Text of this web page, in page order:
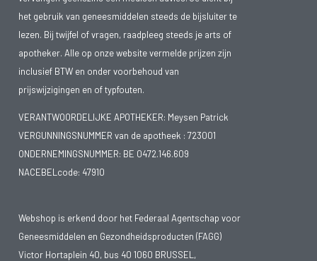
het gebruik van geneesmiddelen steeds de bijsluiter te
lezen. Bij twijfel of vragen, raadpleeg steeds je arts of
apotheker. Alle op onze website vermelde prijzen zijn
inclusief BTW en onder voorbehoud van
prijswijzigingen en of typfouten.
VERANTWOORDELIJKE APOTHEKER: Meysen Patrick
VERGUNNINGSNUMMER van de apotheek : 723001
ONDERNEMINGSNUMMER: BE 0472.146.609
NACEBELcode: 47910
Webshop is erkend door het Federaal Agentschap voor
Geneesmiddelen en Gezondheidsproducten (FAGG)
Victor Hortaplein 40, bus 40 1060 BRUSSEL,